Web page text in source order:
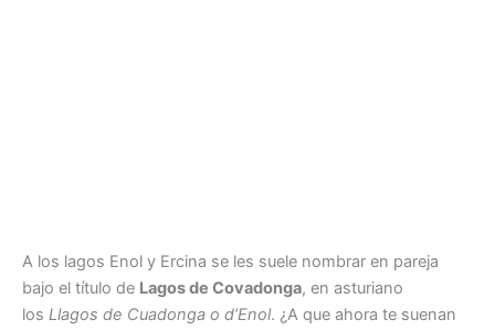
A los lagos Enol y Ercina se les suele nombrar en pareja
bajo el título de Lagos de Covadonga, en asturiano
los Llagos de Cuadonga o d’Enol. ¿A que ahora te suenan